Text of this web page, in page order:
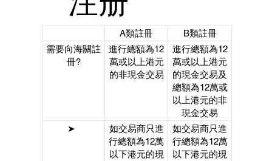
A類註冊
B類註冊
需要向海關註
冊?
進行總額為12
萬或以上港元
的非現金交易
進行總額為12
萬或以上港元
的現金交易及
總額為12萬或
以上港元的非
現金交易
➤
如交易商只進
行總額為12萬
以下港元的現
如交易商只進
行總額為12萬
以下港元的現